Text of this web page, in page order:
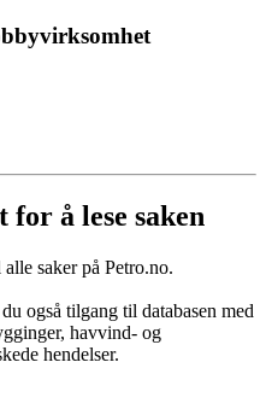
å lese saken
saker på Petro.no.
også tilgang til databasen med
havvind- og
hendelser.